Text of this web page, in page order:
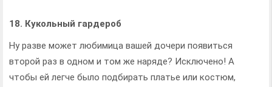
18. Кукольный гардероб
Ну разве может любимица вашей дочери появиться
второй раз в одном и том же наряде? Исключено! А
чтобы ей легче было подбирать платье или костюм,